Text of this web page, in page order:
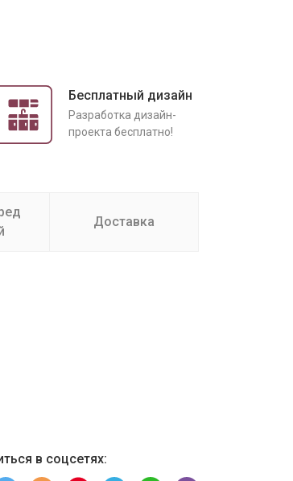
Бесплатный дизайн
Разработка дизайн-
проекта бесплатно!
Доставка
в соцсетях: